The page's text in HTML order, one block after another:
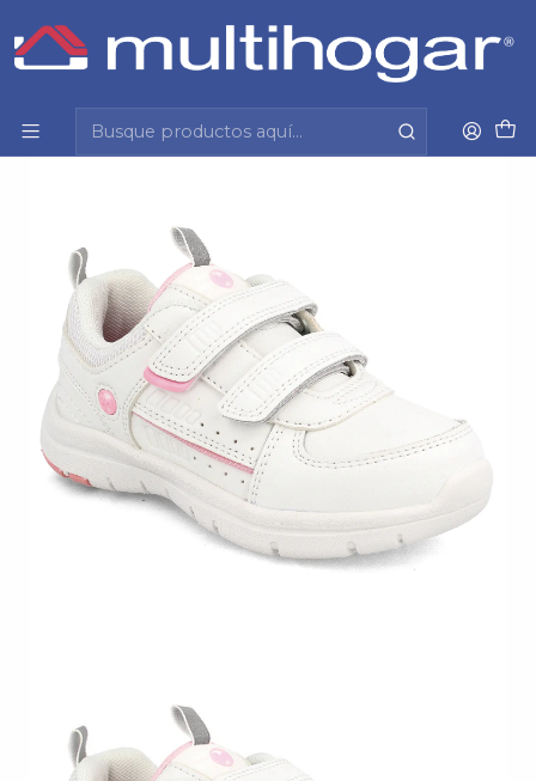
Inicio
Zapatilla
Zapatillas Bubble Gummers Niña 381-11120 Blanco